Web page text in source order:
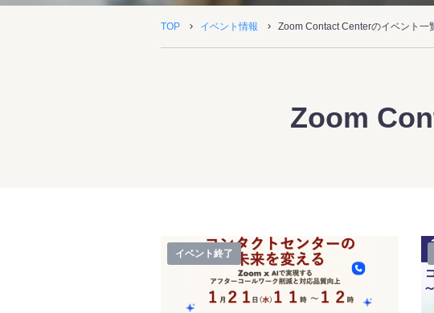
TOP イベント情報 Zoom Contact Centerのイベント一
Zoom
イベント終了